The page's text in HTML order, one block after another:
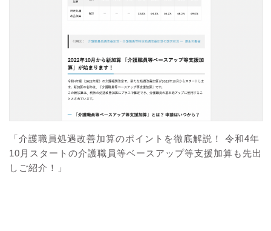
「介護職員処遇改善加算のポイントを徹底解説！ 令和4年
10月スタートの介護職員等ベースアップ等支援加算も先出
しご紹介！」